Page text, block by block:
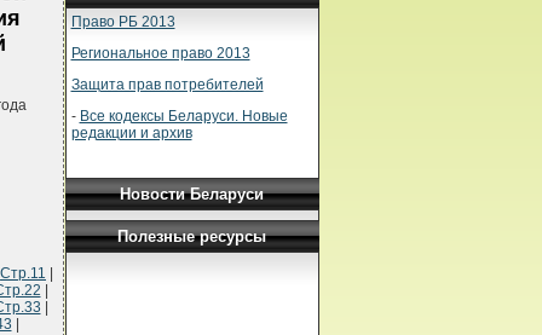
Стр.11
Право РБ 2013
Региональное право 2013
Защита прав потребителей
- Все кодексы Беларуси. Новые
редакции и архив
Новости Беларуси
Полезные ресурсы